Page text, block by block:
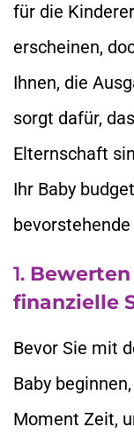
für die
erscheinen,
Ihnen, die
sorgt dafür,
Elternschaft
Ihr Baby
1.
finanzielle
Bevor Sie mit
Baby
Moment Zeit,